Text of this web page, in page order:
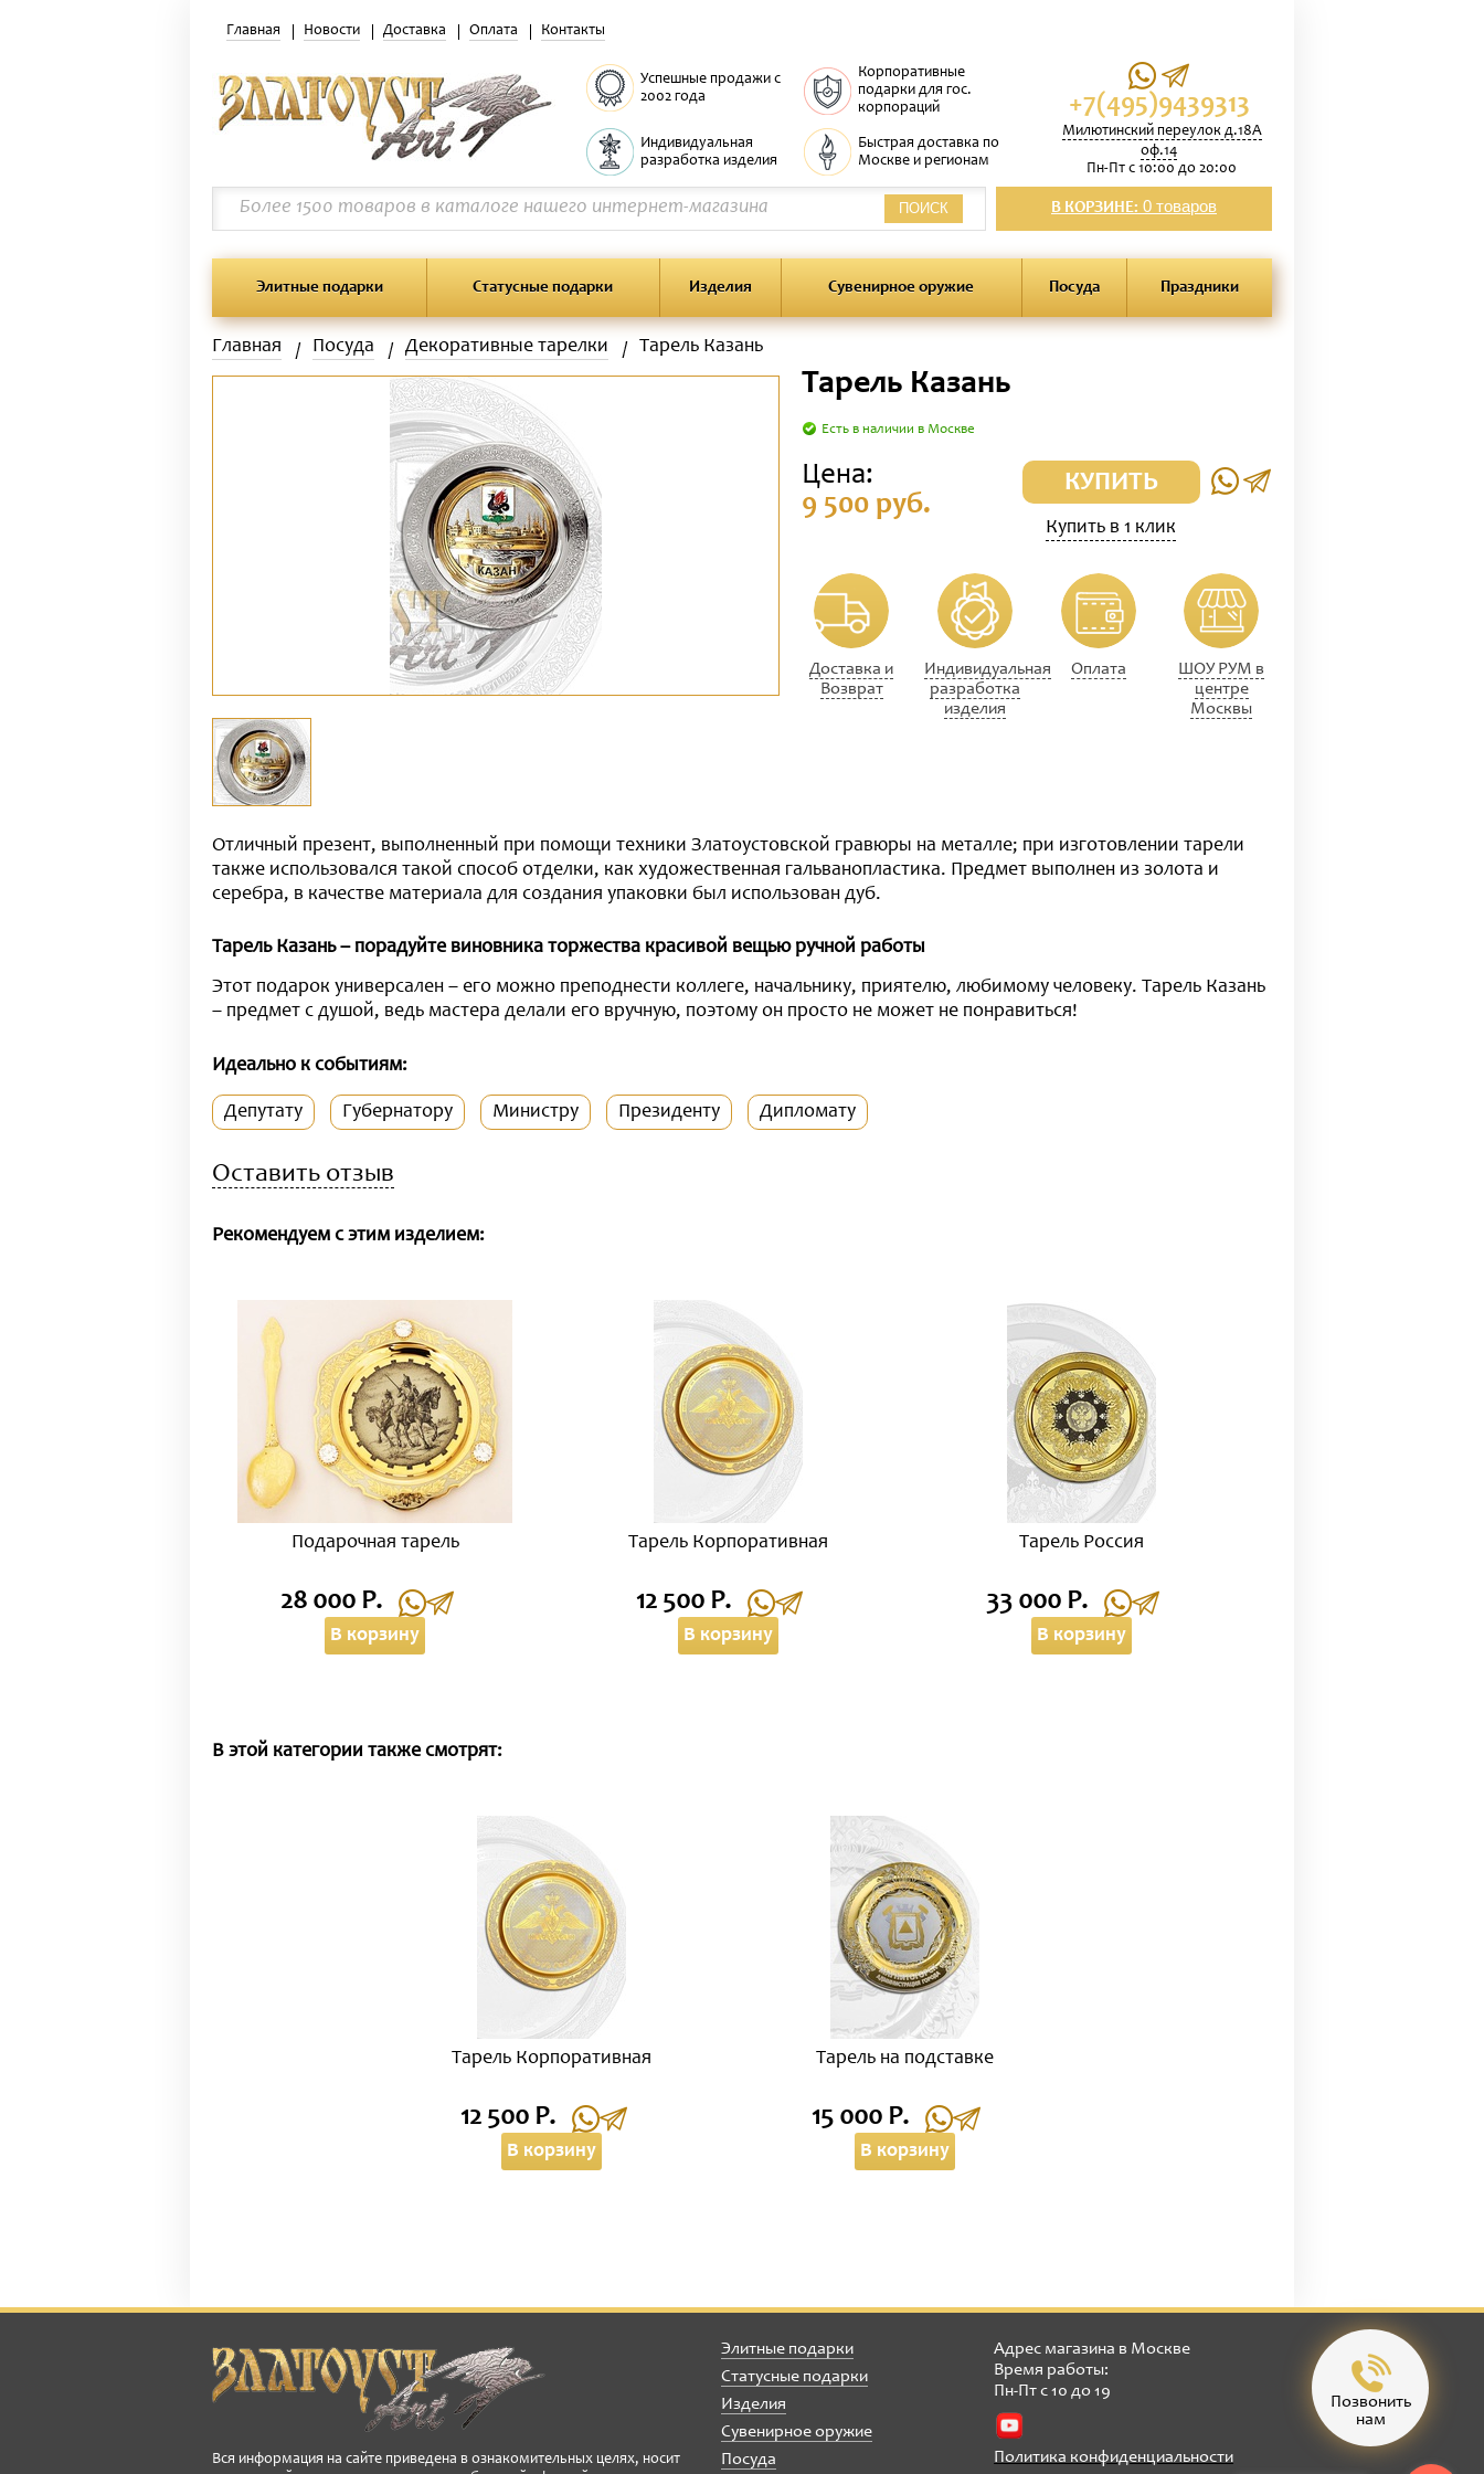
Главная Новости Доставка Оплата Контакты
+7(495)9439313
Милютинский переулок д.18А
оф.14
Пн-Пт с 10:00 до 20:00
Успешные продажи с
2002 года
Корпоративные
подарки для гос.
корпораций
Индивидуальная
разработка изделия
Быстрая доставка по
Москве и регионам
В КОРЗИНЕ: 0 товаров
ПОИСК
Элитные подарки Статусные подарки Изделия Сувенирное оружие Посуда Праздники
Главная Посуда Декоративные тарелки Тарель Казань
Тарель Казань
Есть в наличии в Москве
Цена:
9 500 руб.
КУПИТЬ
Купить в 1 клик
Доставка и
Возврат
Индивидуальная
разработка
изделия
Оплата
ШОУ РУМ в
центре
Москвы
Отличный презент, выполненный при помощи техники Златоустовской гравюры на металле; при изготовлении тарели
также использовался такой способ отделки, как художественная гальванопластика. Предмет выполнен из золота и
серебра, в качестве материала для создания упаковки был использован дуб.
Тарель Казань – порадуйте виновника торжества красивой вещью ручной работы
Этот подарок универсален – его можно преподнести коллеге, начальнику, приятелю, любимому человеку. Тарель Казань
– предмет с душой, ведь мастера делали его вручную, поэтому он просто не может не понравиться!
Идеально к событиям:
Депутату Губернатору Министру Президенту Дипломату
Оставить отзыв
Рекомендуем с этим изделием:
Подарочная тарель
28 000 Р.
В корзину
Тарель Корпоративная
12 500 Р.
В корзину
Тарель Россия
33 000 Р.
В корзину
В этой категории также смотрят:
Тарель Корпоративная
12 500 Р.
В корзину
Тарель на подставке
15 000 Р.
В корзину
Позвонить
нам
Вся информация на сайте приведена в ознакомительных целях, носит
Элитные подарки
Статусные подарки
Изделия
Сувенирное оружие
Посуда
Адрес магазина в Москве
Время работы:
Пн-Пт с 10 до 19
Политика конфиденциальности